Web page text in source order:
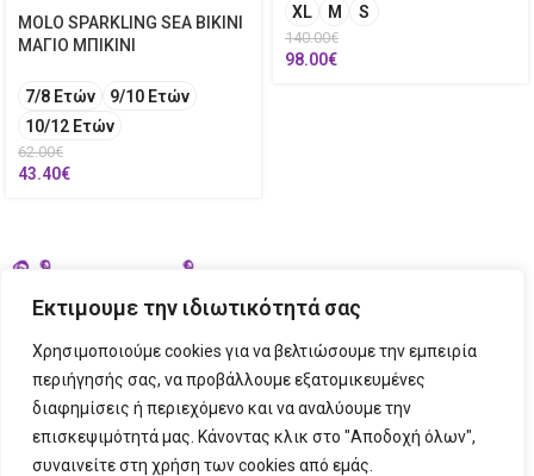
Εκτιμουμε την ιδιωτικότητά σας
Χρησιμοποιούμε cookies για να βελτιώσουμε την εμπειρία
περιήγησής σας, να προβάλλουμε εξατομικευμένες
διαφημίσεις ή περιεχόμενο και να αναλύουμε την
επισκεψιμότητά μας. Κάνοντας κλικ στο "Αποδοχή όλων",
συναινείτε στη χρήση των cookies από εμάς.
MOLO SPARKLING SEA BIKINI
ΜΑΓΙΟ ΜΠΙΚΙΝΙ
7/8 Ετών
9/10 Ετών
10/12 Ετών
62.00€
43.40€
XL M S
140.00€
98.00€
ΣΤΟΙΧΕΙΑ ΕΠΙΚΟΙΝΩΝΙΑΣ
ΠΛΗΡΟΦΟΡΙΕΣ